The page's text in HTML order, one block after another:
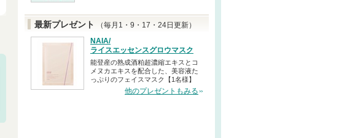
最新プレゼント
（毎月1・9・17・24日更新）
NAIA/
ライスエッセンスグロウマスク
能登産の熟成酒粕超濃縮エキスとコ
メヌカエキスを配合した、美容液た
っぷりのフェイスマスク【1名様】
他のプレゼントもみる